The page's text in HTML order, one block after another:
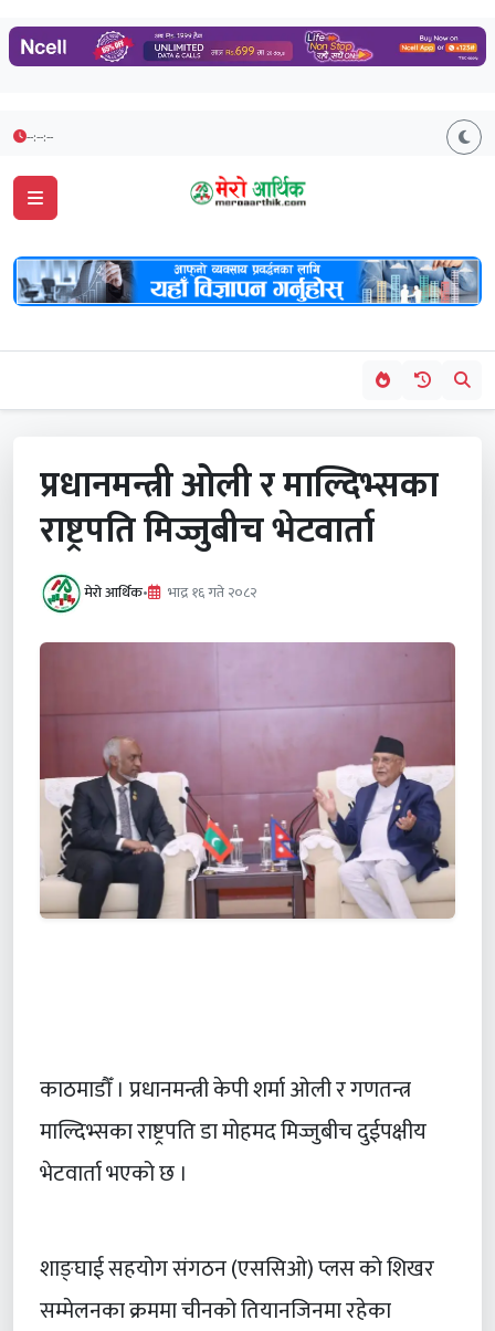
--:--:--
प्रधानमन्त्री ओली र माल्दिभ्सका
राष्ट्रपति मिज्जुबीच भेटवार्ता
मेरो आर्थिक• भाद्र १६ गते २०८२
काठमाडौँ । प्रधानमन्त्री केपी शर्मा ओली र गणतन्त्र
माल्दिभ्सका राष्ट्रपति डा मोहमद मिज्जुबीच दुईपक्षीय
भेटवार्ता भएको छ ।
शाङ्घाई सहयोग संगठन (एससिओ) प्लस को शिखर
सम्मेलनका क्रममा चीनको तियानजिनमा रहेका